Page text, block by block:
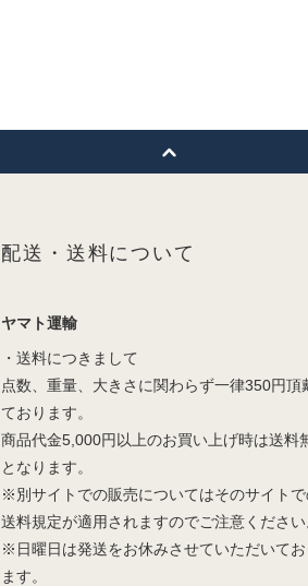
配送・送料について
ヤマト運輸
・送料につきまして
点数、重量、大きさに関わらず一律350円頂
ております。
商品代金5,000円以上のお買い上げ時は送料
となります。
※別サイトでの販売についてはそのサイト
送料規定が適用されますのでご注意ください
※日曜日は発送をお休みさせていただいてお
ます。